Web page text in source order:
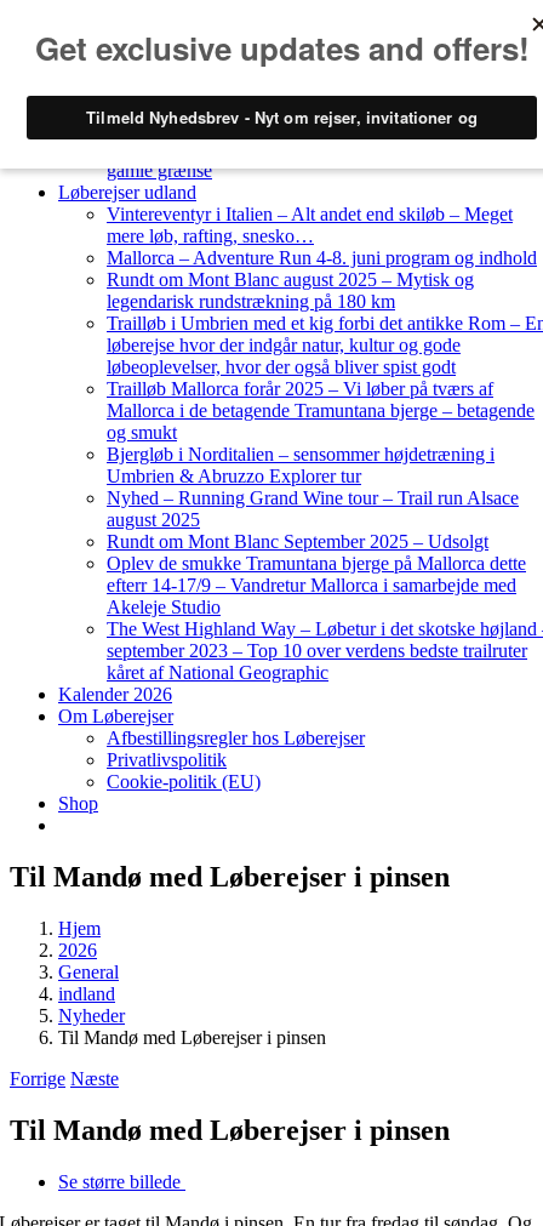
Løberejser Danmark
gamle grænse
Løberejser udland
Vintereventyr i Italien – Alt andet end skiløb – Meget
mere løb, rafting, snesko…
Mallorca – Adventure Run 4-8. juni program og indhold
Rundt om Mont Blanc august 2025 – Mytisk og
legendarisk rundstrækning på 180 km
Trailløb i Umbrien med et kig forbi det antikke Rom –
løberejse hvor der indgår natur, kultur og gode
løbeoplevelser, hvor der også bliver spist godt
Trailløb Mallorca forår 2025 – Vi løber på tværs af
Mallorca i de betagende Tramuntana bjerge – betagende
og smukt
Bjergløb i Norditalien – sensommer højdetræning i
Umbrien & Abruzzo Explorer tur
Nyhed – Running Grand Wine tour – Trail run Alsace
august 2025
Rundt om Mont Blanc September 2025 – Udsolgt
Oplev de smukke Tramuntana bjerge på Mallorca dette
efterr 14-17/9 – Vandretur Mallorca i samarbejde med
Akeleje Studio
The West Highland Way – Løbetur i det skotske højland
september 2023 – Top 10 over verdens bedste trailruter
kåret af National Geographic
Kalender 2026
Om Løberejser
Afbestillingsregler hos Løberejser
Privatlivspolitik
Cookie-politik (EU)
Shop
Til Mandø med Løberejser i pinsen
Hjem
2026
General
indland
Nyheder
Til Mandø med Løberejser i pinsen
Forrige Næste
Til Mandø med Løberejser i pinsen
Se større billede